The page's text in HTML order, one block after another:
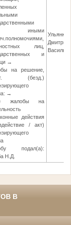
иными
лиц,
и
→
на решение,
(безд.)
→
жалобы на
действия
/ акт)
подал(а):
Н.Д.
Ульянкин
Дмитрий
В